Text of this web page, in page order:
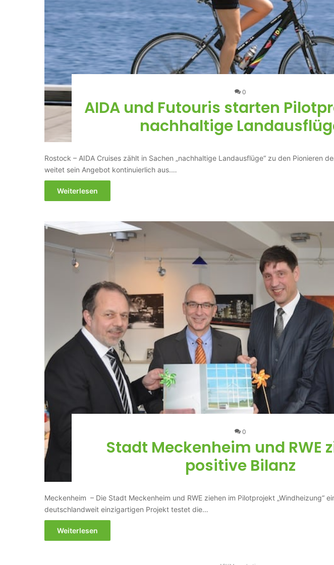
0
AIDA und Futouris starten
nachhaltige
Rostock – AIDA Cruises zählt in Sachen „nachhaltige Landausflüge“ zu den Pionieren
weitet sein Angebot kontinuierlich aus.…
Weiterlesen
0
Stadt Meckenheim und RWE
positive Bilanz
Meckenheim – Die Stadt Meckenheim und RWE ziehen im Pilotprojekt „Windheizung“
deutschlandweit einzigartigen Projekt testet die…
Weiterlesen